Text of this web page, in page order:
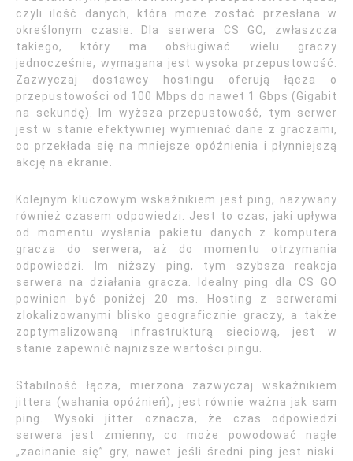
czyli ilość danych, która może zostać przesłana w
określonym czasie. Dla serwera CS GO, zwłaszcza
takiego, który ma obsługiwać wielu graczy
jednocześnie, wymagana jest wysoka przepustowość.
Zazwyczaj dostawcy hostingu oferują łącza o
przepustowości od 100 Mbps do nawet 1 Gbps (Gigabit
na sekundę). Im wyższa przepustowość, tym serwer
jest w stanie efektywniej wymieniać dane z graczami,
co przekłada się na mniejsze opóźnienia i płynniejszą
akcję na ekranie.
Kolejnym kluczowym wskaźnikiem jest ping, nazywany
również czasem odpowiedzi. Jest to czas, jaki upływa
od momentu wysłania pakietu danych z komputera
gracza do serwera, aż do momentu otrzymania
odpowiedzi. Im niższy ping, tym szybsza reakcja
serwera na działania gracza. Idealny ping dla CS GO
powinien być poniżej 20 ms. Hosting z serwerami
zlokalizowanymi blisko geograficznie graczy, a także
zoptymalizowaną infrastrukturą sieciową, jest w
stanie zapewnić najniższe wartości pingu.
Stabilność łącza, mierzona zazwyczaj wskaźnikiem
jittera (wahania opóźnień), jest równie ważna jak sam
ping. Wysoki jitter oznacza, że czas odpowiedzi
serwera jest zmienny, co może powodować nagłe
„zacinanie się” gry, nawet jeśli średni ping jest niski.